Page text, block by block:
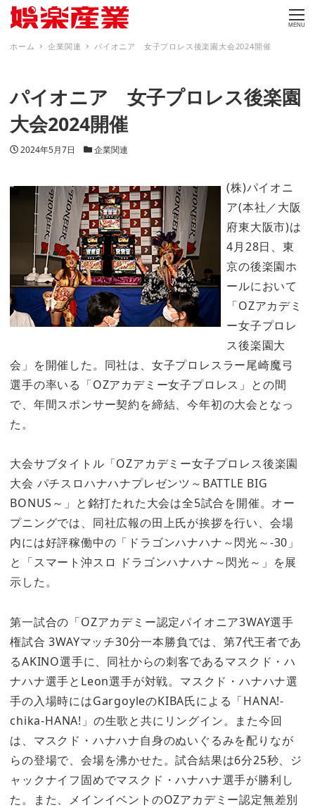
MENU
ホーム 企業関連 パイオニア 女子プロレス後楽園大会2024開催
パイオニア 女子プロレス後楽園
大会2024開催
投稿日
2024年5月7日 カテゴリー
企業関連
(株)パイオニ
ア(本社／大阪
府東大阪市)は
4月28日、東
京の後楽園ホ
ールにおいて
「OZアカデミ
ー女子プロレ
ス後楽園大
会」を開催した。同社は、女子プロレスラー尾崎魔弓
選手の率いる「OZアカデミー女子プロレス」との間
で、年間スポンサー契約を締結、今年初の大会となっ
た。
大会サブタイトル「OZアカデミー女子プロレス後楽園
大会 パチスロハナハナプレゼンツ～BATTLE BIG
BONUS～」と銘打たれた大会は全5試合を開催。オー
プニングでは、同社広報の田上氏が挨拶を行い、会場
内には好評稼働中の「ドラゴンハナハナ～閃光～-30」
と「スマート沖スロ ドラゴンハナハナ～閃光～」を展
示した。
第一試合の「OZアカデミー認定パイオニア3WAY選手
権試合 3WAYマッチ30分一本勝負では、第7代王者であ
るAKINO選手に、同社からの刺客であるマスクド・ハ
ナハナ選手とLeon選手が対戦。マスクド・ハナハナ選
手の入場時にはGargoyleのKIBA氏による「HANA!-
chika-HANA!」の生歌と共にリングイン。また今回
は、マスクド・ハナハナ自身のぬいぐるみを配りなが
らの登場で、会場を沸かせた。試合結果は6分25秒、ジ
ャックナイフ固めでマスクド・ハナハナ選手が勝利し
た。また、メインイベントのOZアカデミー認定無差別